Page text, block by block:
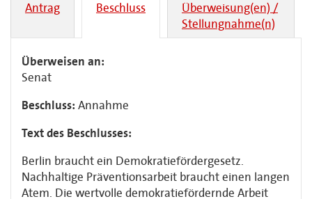
Antrag Beschluss
Überweisung(en) /
Stellungnahme(n)
Überweisen an:
Senat
Beschluss: Annahme
Text des Beschlusses:
Berlin braucht ein Demokratiefördergesetz.
Nachhaltige Präventionsarbeit braucht einen langen
Atem. Die wertvolle demokratiefördernde Arbeit